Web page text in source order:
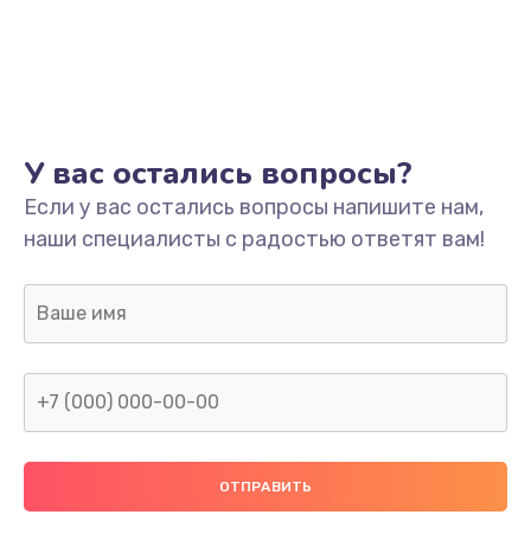
Замена звуковой карты
1145 руб.
Заказать
Замена микрофона
900 руб.
У вас остались вопросы?
Если у вас остались вопросы напишите нам,
наши специалисты с радостью ответят вам!